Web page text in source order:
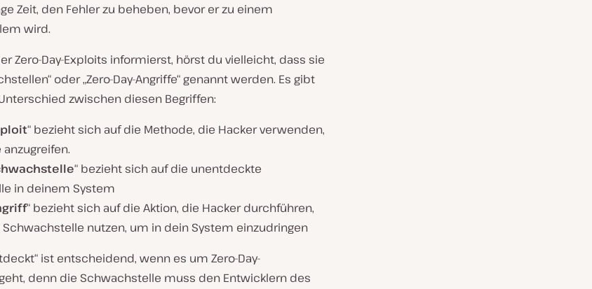
Zeit, den Fehler zu beheben, bevor er zu einem
wird.
Zero-Day-Exploits informierst, hörst du vielleicht, dass sie
oder „Zero-Day-Angriffe“ genannt werden. Es gibt
zwischen diesen Begriffen:
“ bezieht sich auf die Methode, die Hacker verwenden,
“ bezieht sich auf die unentdeckte
in deinem System
“ bezieht sich auf die Aktion, die Hacker durchführen,
nutzen, um in dein System einzudringen
ist entscheidend, wenn es um Zero-Day-
denn die Schwachstelle muss den Entwicklern des